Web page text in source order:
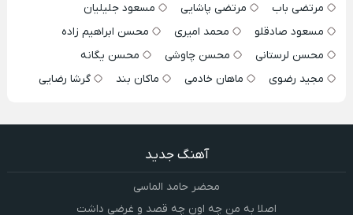
مرتضی باب
مرتضی پاشایی
مسعود جلیلیان
مسعود صادقلو
محمد امیری
محسن ابراهیم زاده
محسن لرستانی
محسن چاوشی
محسن یگانه
مجید رضوی
ماهان خادمی ماکان بند گرشا رضایی
آهنگ جدید
محضر حامد الماسی
اصلا به من چه اون چه قصد و غرضی داشت